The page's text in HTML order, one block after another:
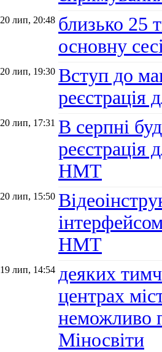
20 лип, 20:48 близько 25
основну
20 лип, 19:30 Вступ до
20 лип, 17:31 В серпні
реєстрація
НМТ
20 лип, 15:50
НМТ
19 лип, 14:54 деяких
центрах
неможливо
Міносвіти